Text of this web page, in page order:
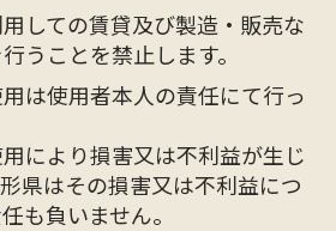
しての賃貸及び製造・販売な
うことを禁止します。
は使用者本人の責任にて行っ
により損害又は不利益が生じ
県はその損害又は不利益につ
も負いません。